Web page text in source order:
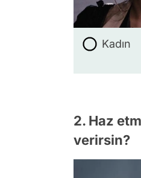
Kadın
2. Haz
verirsin?